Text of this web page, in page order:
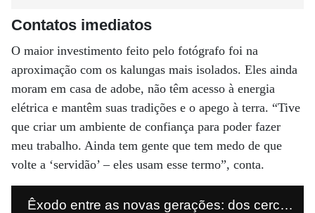
Contatos imediatos
O maior investimento feito pelo fotógrafo foi na
aproximação com os kalungas mais isolados. Eles ainda
moram em casa de adobe, não têm acesso à energia
elétrica e mantêm suas tradições e o apego à terra. “Tive
que criar um ambiente de confiança para poder fazer
meu trabalho. Ainda tem gente que tem medo de que
volte a ‘servidão’ – eles usam esse termo”, conta.
Êxodo entre as novas gerações: dos cerca